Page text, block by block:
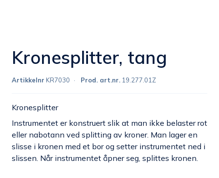
Kronesplitter, tang
Artikkelnr KR7030 Prod. art.nr. 19.277.01Z
Kronesplitter
Instrumentet er konstruert slik at man ikke belaster rot
eller nabotann ved splitting av kroner. Man lager en
slisse i kronen med et bor og setter instrumentet ned i
slissen. Når instrumentet åpner seg, splittes kronen.